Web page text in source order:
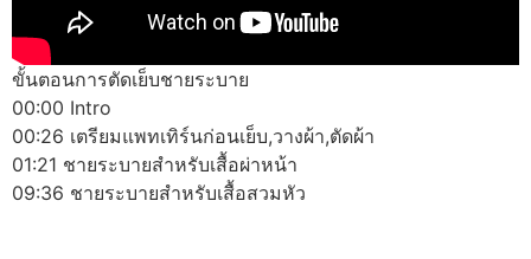
ขั้นตอนการตัดเย็บชายระบาย
00:00 Intro
00:26 เตรียมแพทเทิร์นก่อนเย็บ,วางผ้า,ตัดผ้า
01:21 ชายระบายสำหรับเสื้อผ่าหน้า
09:36 ชายระบายสำหรับเสื้อสวมหัว